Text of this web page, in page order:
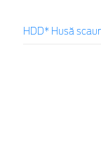
HDD* Husă